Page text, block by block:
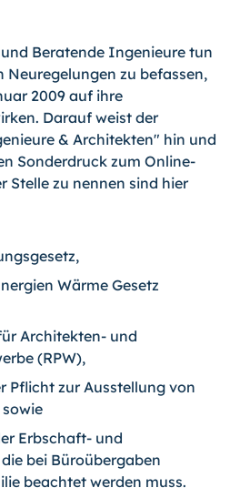
Beratende Ingenieure tun
zu befassen,
2009 auf ihre
Darauf weist der
& Architekten" hin und
Sonderdruck zum Online-
Stelle zu nennen sind hier
Wärme Gesetz
Architekten- und
(RPW),
Pflicht zur Ausstellung von
Erbschaft- und
bei Büroübergaben
beachtet werden muss.